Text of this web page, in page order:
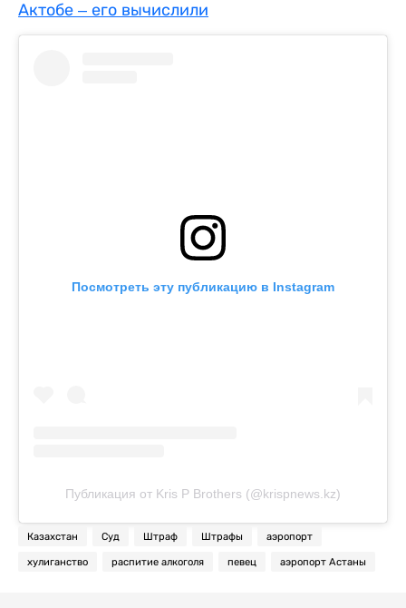
Актобе – его вычислили
Посмотреть эту публикацию в Instagram
Публикация от Kris P Brothers (@krispnews.kz)
Казахстан Суд Штраф Штрафы аэропорт
хулиганство распитие алкоголя певец аэропорт Астаны